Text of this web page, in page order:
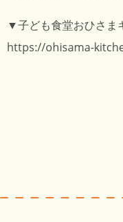
▼子ども食堂おひさま
https://ohisama-